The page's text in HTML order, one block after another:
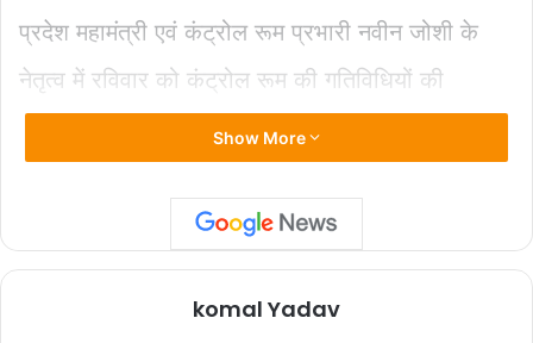
प्रदेश महामंत्री एवं कंट्रोल रूम प्रभारी नवीन जोशी के
नेतृत्व में रविवार को कंट्रोल रूम की गतिविधियों की
शुरुआत हुई। इस दौरान राज्यभर के वरिष्ठ कांग्रेस नेताओं,
संगठन के प्रमुख पदाधिकारियों से दूरभाष के माध्यम से
संपर्क कर कार्यक्रम की तैयारियों की समीक्षा की गई। साथ
ही आवश्यक दिशा-निर्देश भी जारी किए गए।
Show More
komal Yadav